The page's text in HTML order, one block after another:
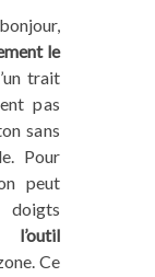
le
trait
pas
sans
Pour
peut
doigts
l’outil
Ce